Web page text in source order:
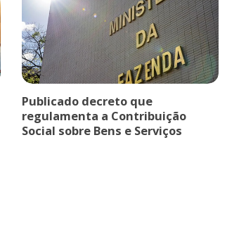
Publicado decreto que
regulamenta a Contribuição
Social sobre Bens e Serviços